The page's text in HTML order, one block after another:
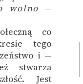
wolno —
co
tego
i —
stwarza
Jest